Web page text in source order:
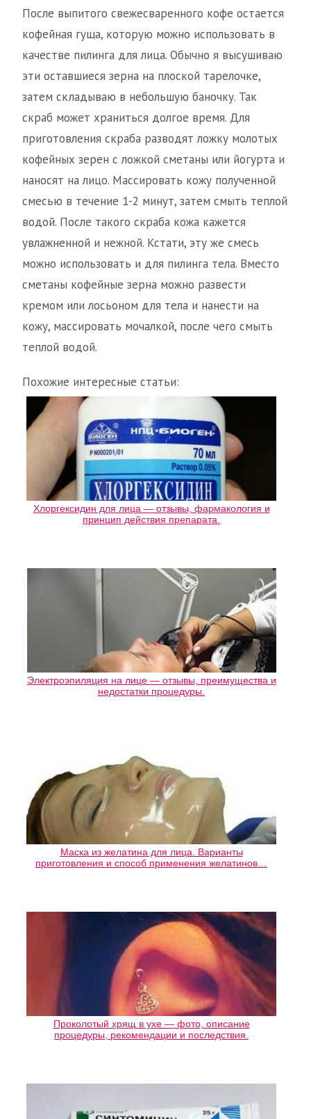
После выпитого свежесваренного кофе остается
кофейная гуща, которую можно использовать в
качестве пилинга для лица. Обычно я высушиваю
эти оставшиеся зерна на плоской тарелочке,
затем складываю в небольшую баночку. Так
скраб может храниться долгое время. Для
приготовления скраба разводят ложку молотых
кофейных зерен с ложкой сметаны или йогурта и
наносят на лицо. Массировать кожу полученной
смесью в течение 1-2 минут, затем смыть теплой
водой. После такого скраба кожа кажется
увлажненной и нежной. Кстати, эту же смесь
можно использовать и для пилинга тела. Вместо
сметаны кофейные зерна можно развести
кремом или лосьоном для тела и нанести на
кожу, массировать мочалкой, после чего смыть
теплой водой.
Похожие интересные статьи:
Хлоргексидин для лица — отзывы, фармакология и
принцип действия препарата.
Электроэпиляция на лице — отзывы, преимущества и
недостатки процедуры.
Маска из желатина для лица. Варианты
приготовления и способ применения желатинов…
Проколотый хрящ в ухе — фото, описание
процедуры, рекомендации и последствия.